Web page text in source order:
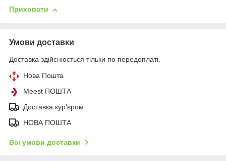
Приховати
Умови доставки
Доставка здійснюється тільки по передоплаті.
Нова Пошта
Meest ПОШТА
Доставка кур'єром
НОВА ПОШТА
Всі умови доставки